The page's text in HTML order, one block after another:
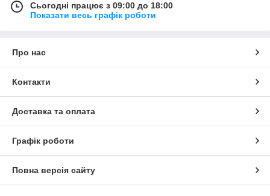
Сьогодні працює з 09:00 до 18:00
Показати весь графік роботи
Про нас
Контакти
Доставка та оплата
Графік роботи
Повна версія сайту